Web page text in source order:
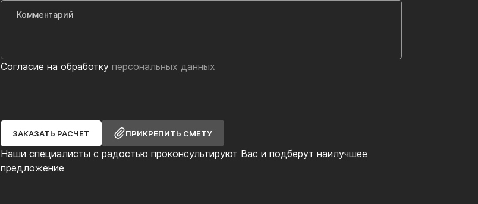
Наши специалисты с радостью проконсультируют Вас и подберут наилучшее
предложение
Согласие на обработку персональных данных
ЗАКАЗАТЬ РАСЧЕТ ПРИКРЕПИТЬ СМЕТУ